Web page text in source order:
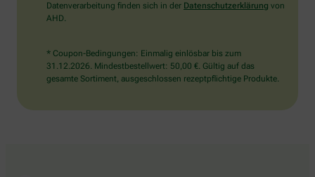
Datenverarbeitung finden sich in der Datenschutzerklärung von
AHD.
* Coupon-Bedingungen: Einmalig einlösbar bis zum
31.12.2026. Mindestbestellwert: 50,00 €. Gültig auf das
gesamte Sortiment, ausgeschlossen rezeptpflichtige Produkte.